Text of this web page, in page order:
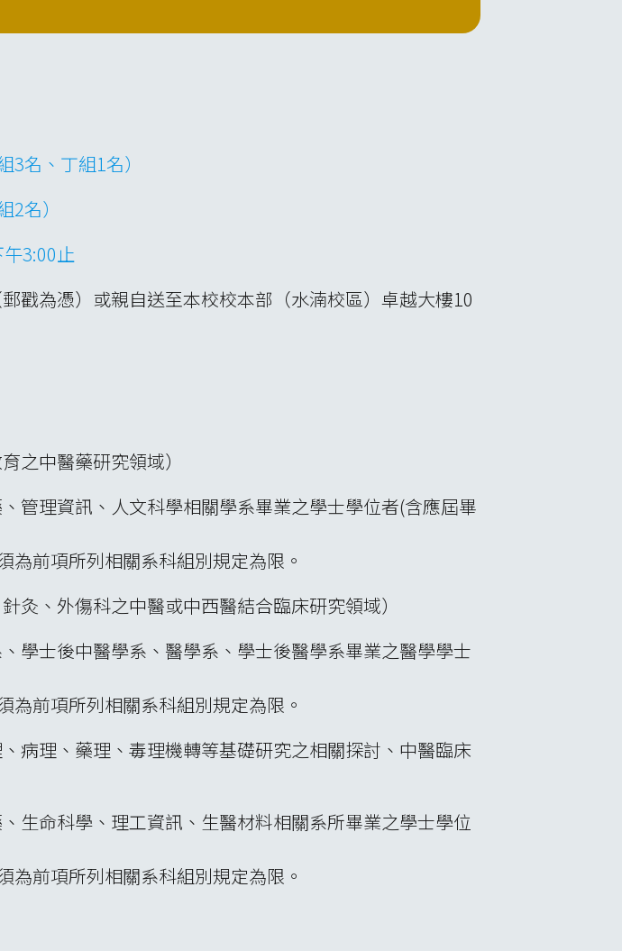
名、丁組1名）
名）
3:00止
戳為憑）或親自送至本校校本部（水湳校區）卓越大樓10
之中醫藥研究領域）
管理資訊、人文科學相關學系畢業之學士學位者(含應屆畢
前項所列相關系科組別規定為限。
灸、外傷科之中醫或中西醫結合臨床研究領域）
學士後中醫學系、醫學系、學士後醫學系畢業之醫學學士
前項所列相關系科組別規定為限。
病理、藥理、毒理機轉等基礎研究之相關探討、中醫臨床
生命科學、理工資訊、生醫材料相關系所畢業之學士學位
前項所列相關系科組別規定為限。